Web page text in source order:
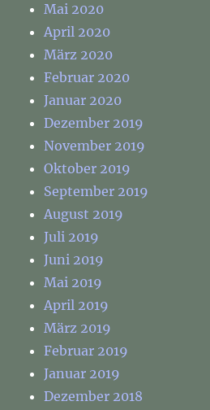
Mai 2020
April 2020
März 2020
Februar 2020
Januar 2020
Dezember 2019
November 2019
Oktober 2019
September 2019
August 2019
Juli 2019
Juni 2019
Mai 2019
April 2019
März 2019
Februar 2019
Januar 2019
Dezember 2018